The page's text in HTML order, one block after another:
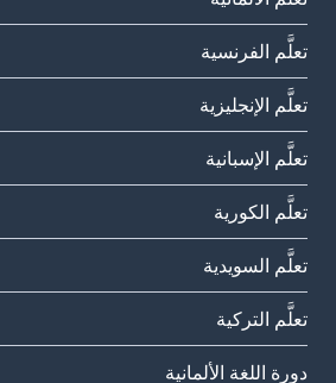
تعلَّم الفرنسية
تعلَّم الإنجليزية
تعلَّم الإسبانية
تعلَّم الكورية
تعلَّم السويدية
تعلَّم التركية
دورة اللغة الألمانية